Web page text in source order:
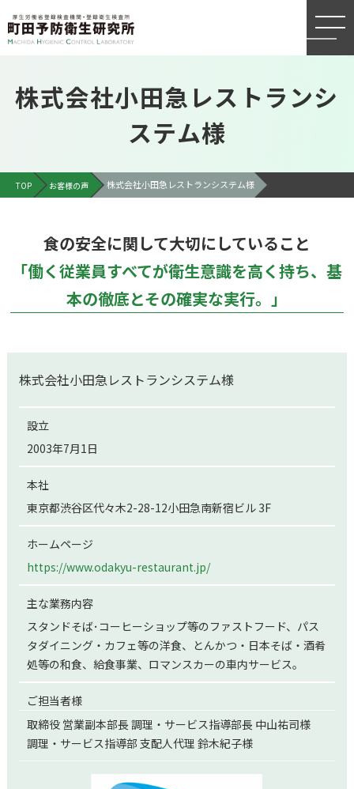
株式会社小田急レストランシ
ステム様
TOP お客様の声 株式会社小田急レストランシステム様
食の安全に関して大切にしていること
「働く従業員すべてが衛生意識を高く持ち、基
本の徹底とその確実な実行。」
株式会社小田急レストランシステム様
設立
2003年7月1日
本社
東京都渋谷区代々木2-28-12小田急南新宿ビル 3F
ホームページ
https://www.odakyu-restaurant.jp/
主な業務内容
スタンドそば･コーヒーショップ等のファストフード、パス
タダイニング・カフェ等の洋食、とんかつ・日本そば・酒肴
処等の和食、給食事業、ロマンスカーの車内サービス。
ご担当者様
取締役 営業副本部長 調理・サービス指導部長 中山祐司様
調理・サービス指導部 支配人代理 鈴木紀子様